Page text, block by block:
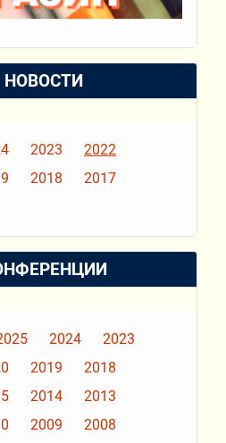
НОВОСТИ
2023
2022
2018
2017
2024
2023
2019
2018
2014
2013
2009
2008